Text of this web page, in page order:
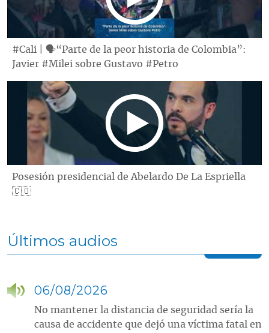
#Cali | 🗣“Parte de la peor historia de Colombia”:
Javier #Milei sobre Gustavo #Petro
Posesión presidencial de Abelardo De La Espriella
🇨🇴
Últimos audios
06/08/2026
No mantener la distancia de seguridad sería la
causa de accidente que dejó una víctima fatal en